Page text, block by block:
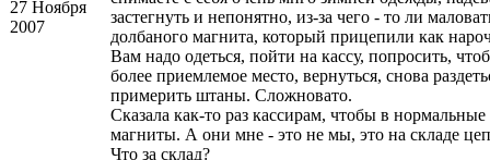
27 Ноября
2007
застегнуть и непонятно, из-за чего - то ли
долбаного магнита, который прицепили как
Вам надо одеться, пойти на кассу, попросить,
более приемлемое место, вернуться, снова
примерить штаны. Сложновато.
Сказала как-то раз кассирам, чтобы в
магниты. А они мне - это не мы, это на складе
Что за склад?